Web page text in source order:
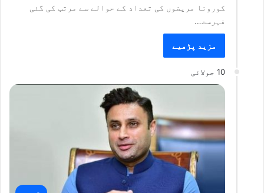
کورونا مریضوں کی تعداد کے حوالے سے مرتب کی گئی
فہرست…
مزید پڑھیے
10 جولائی